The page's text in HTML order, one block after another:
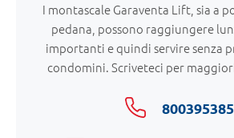
I montascale Garaventa Lift, sia a
pedana, possono raggiungere
importanti e quindi servire senza
condomini. Scriveteci per
800395385